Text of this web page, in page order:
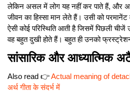
लेकिन असल में लोग यह नहीं कर पाते हैं, और
जीवन का हिस्सा मान लेते हैं। उसी को
ऐसी कोई परिस्थिति आती है जिसमें पिछली
वह बहुत दुखी होते हैं। बहुत ही उनको
सांसारिक और आध्यात्मिक
Also read 👉Actual meaning of
अर्थ गीता के संदर्भ में